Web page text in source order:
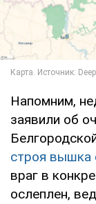
Напомним,
заявили об
строя вышка
враг в
ослеплен,